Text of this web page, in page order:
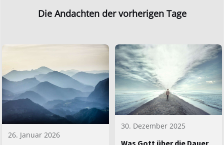
Die Andachten der vorherigen Tage
26. Januar 2026
30. Dezember 2025